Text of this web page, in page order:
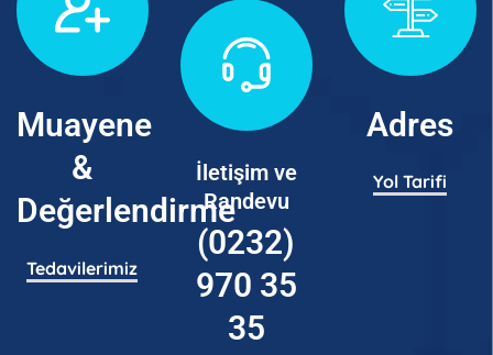
Muayene
&
Değerlendirme
Tedavilerimiz
İletişim ve
Randevu
(0232)
970 35
35
Adres
Yol Tarifi